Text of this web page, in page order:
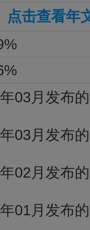
点击查看年
03月发布
03月发布
02月发布
01月发布